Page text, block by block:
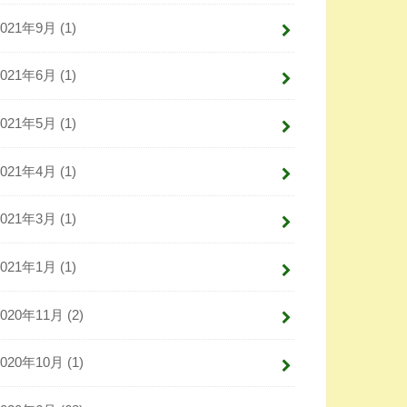
年9月 (1)
年6月 (1)
年5月 (1)
年4月 (1)
年3月 (1)
年1月 (1)
年11月 (2)
年10月 (1)